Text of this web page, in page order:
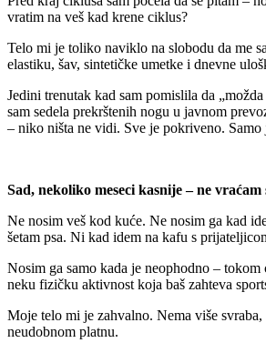
vratim na veš kad krene ciklus?
Telo mi je toliko naviklo na slobodu da me
elastiku, šav, sintetičke umetke i dnevne
Jedini trenutak kad sam pomislila da
sam sedela prekrštenih nogu u javnom
– niko ništa ne vidi. Sve je pokriveno. Samo
Sad, nekoliko meseci kasnije – ne vraćam
Ne nosim veš kod kuće. Ne nosim ga kad
šetam psa. Ni kad idem na kafu s
Nosim ga samo kada je neophodno –
neku fizičku aktivnost koja baš zahteva
Moje telo mi je zahvalno. Nema više
neudobnom platnu.